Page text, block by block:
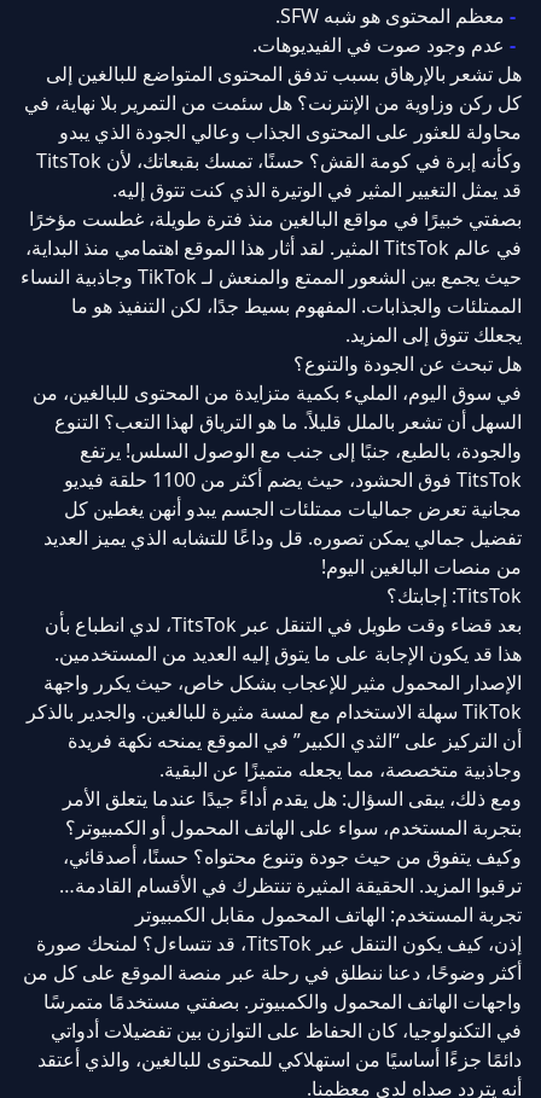
معظم المحتوى هو شبه SFW.
عدم وجود صوت في الفيديوهات.
هل تشعر بالإرهاق بسبب تدفق المحتوى المتواضع للبالغين إلى
كل ركن وزاوية من الإنترنت؟ هل سئمت من التمرير بلا نهاية، في
محاولة للعثور على المحتوى الجذاب وعالي الجودة الذي يبدو
وكأنه إبرة في كومة القش؟ حسنًا، تمسك بقبعاتك، لأن TitsTok
قد يمثل التغيير المثير في الوتيرة الذي كنت تتوق إليه.
بصفتي خبيرًا في مواقع البالغين منذ فترة طويلة، غطست مؤخرًا
في عالم TitsTok المثير. لقد أثار هذا الموقع اهتمامي منذ البداية،
حيث يجمع بين الشعور الممتع والمنعش لـ TikTok وجاذبية النساء
الممتلئات والجذابات. المفهوم بسيط جدًا، لكن التنفيذ هو ما
يجعلك تتوق إلى المزيد.
هل تبحث عن الجودة والتنوع؟
في سوق اليوم، المليء بكمية متزايدة من المحتوى للبالغين، من
السهل أن تشعر بالملل قليلاً. ما هو الترياق لهذا التعب؟ التنوع
والجودة، بالطبع، جنبًا إلى جنب مع الوصول السلس! يرتفع
TitsTok فوق الحشود، حيث يضم أكثر من 1100 حلقة فيديو
مجانية تعرض جماليات ممتلئات الجسم يبدو أنهن يغطين كل
تفضيل جمالي يمكن تصوره. قل وداعًا للتشابه الذي يميز العديد
من منصات البالغين اليوم!
TitsTok: إجابتك؟
بعد قضاء وقت طويل في التنقل عبر TitsTok، لدي انطباع بأن
هذا قد يكون الإجابة على ما يتوق إليه العديد من المستخدمين.
الإصدار المحمول مثير للإعجاب بشكل خاص، حيث يكرر واجهة
TikTok سهلة الاستخدام مع لمسة مثيرة للبالغين. والجدير بالذكر
أن التركيز على “الثدي الكبير” في الموقع يمنحه نكهة فريدة
وجاذبية متخصصة، مما يجعله متميزًا عن البقية.
ومع ذلك، يبقى السؤال: هل يقدم أداءً جيدًا عندما يتعلق الأمر
بتجربة المستخدم، سواء على الهاتف المحمول أو الكمبيوتر؟
وكيف يتفوق من حيث جودة وتنوع محتواه؟ حسنًا، أصدقائي،
ترقبوا المزيد. الحقيقة المثيرة تنتظرك في الأقسام القادمة…
تجربة المستخدم: الهاتف المحمول مقابل الكمبيوتر
إذن، كيف يكون التنقل عبر TitsTok، قد تتساءل؟ لمنحك صورة
أكثر وضوحًا، دعنا ننطلق في رحلة عبر منصة الموقع على كل من
واجهات الهاتف المحمول والكمبيوتر. بصفتي مستخدمًا متمرسًا
في التكنولوجيا، كان الحفاظ على التوازن بين تفضيلات أدواتي
دائمًا جزءًا أساسيًا من استهلاكي للمحتوى للبالغين، والذي أعتقد
أنه يتردد صداه لدى معظمنا.